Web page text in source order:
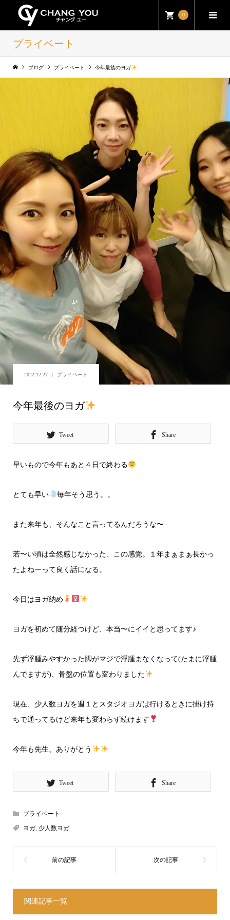
0
プライベート
ブログ プライベート 今年最後のヨガ
2022.12.27 プライベート
今年最後のヨガ
Tweet Share
早いもので今年もあと４日で終わる
とても早い 毎年そう思う。。
また来年も、そんなこと言ってるんだろうな〜
若〜い頃は全然感じなかった、この感覚。１年まぁまぁ長かっ
たよねーって良く話になる。
今日はヨガ納め
ヨガを初めて随分経つけど、本当〜にイイと思ってます♪
先ず浮腫みやすかった脚がマジで浮腫まなくなって(たまに浮腫
んでますが)、骨盤の位置も変わりました
現在、少人数ヨガを週１とスタジオヨガは行けるときに掛け持
ちで通ってるけど来年も変わらず続けます
今年も先生、ありがとう
Tweet Share
プライベート
ヨガ, 少人数ヨガ
関連記事一覧